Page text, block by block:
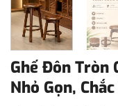
Ghế Đôn Tròn
Nhỏ Gọn,